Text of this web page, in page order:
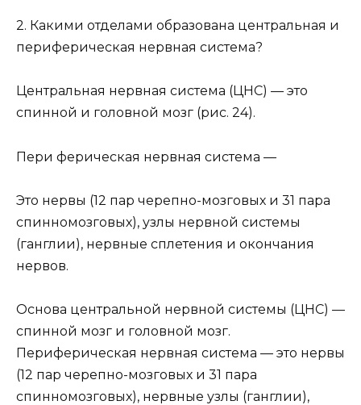
2. Какими отделами образована центральная и
периферическая нервная система?
Центральная нервная система (ЦНС) — это
спинной и головной мозг (рис. 24).
Пери ферическая нервная система —
Это нервы (12 пар черепно-мозговых и 31 пара
спинномозговых), узлы нервной системы
(ганглии), нервные сплетения и окончания
нервов.
Основа центральной нервной системы (ЦНС) —
спинной мозг и головной мозг.
Периферическая нервная система — это нервы
(12 пар черепно-мозговых и 31 пара
спинномозговых), нервные узлы (ганглии),